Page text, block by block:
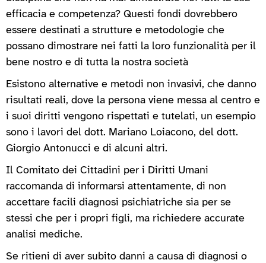
efficacia e competenza? Questi fondi dovrebbero
essere destinati a strutture e metodologie che
possano dimostrare nei fatti la loro funzionalità per il
bene nostro e di tutta la nostra società
Esistono alternative e metodi non invasivi, che danno
risultati reali, dove la persona viene messa al centro e
i suoi diritti vengono rispettati e tutelati, un esempio
sono i lavori del dott. Mariano Loiacono, del dott.
Giorgio Antonucci e di alcuni altri.
Il Comitato dei Cittadini per i Diritti Umani
raccomanda di informarsi attentamente, di non
accettare facili diagnosi psichiatriche sia per se
stessi che per i propri figli, ma richiedere accurate
analisi mediche.
Se ritieni di aver subito danni a causa di diagnosi o